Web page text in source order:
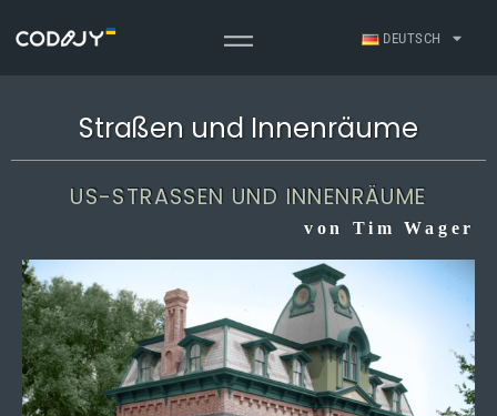
DEUTSCH
Straßen und Innenräume
US-STRASSEN UND INNENRÄUME
von Tim Wager